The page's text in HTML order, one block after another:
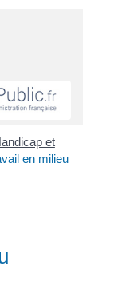
et
en milieu